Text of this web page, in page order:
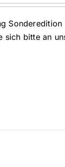
sich bitte an